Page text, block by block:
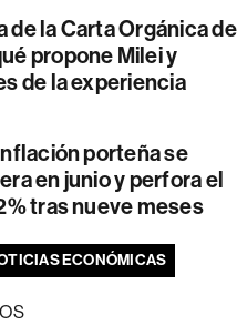
de la Carta Orgánica
propone Milei y
de la experiencia
porteña se
en junio y perfora el
tras nueve meses
ECONÓMICAS